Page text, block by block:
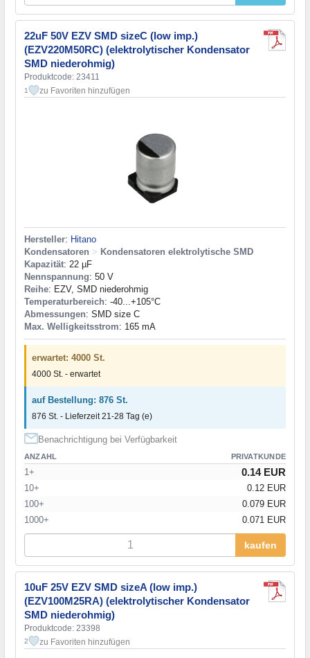
22uF 50V EZV SMD sizeC (low imp.)
(EZV220M50RC) (elektrolytischer Kondensator
SMD niederohmig)
Produktcode: 23411
1 zu Favoriten hinzufügen
Hersteller: Hitano
Kondensatoren > Kondensatoren elektrolytische SMD
Kapazität: 22 µF
Nennspannung: 50 V
Reihe: EZV, SMD niederohmig
Temperaturbereich: -40...+105°C
Abmessungen: SMD size C
Max. Welligkeitsstrom: 165 mA
erwartet: 4000 St.
4000 St. - erwartet
auf Bestellung: 876 St.
876 St. - Lieferzeit 21-28 Tag (e)
Benachrichtigung bei Verfügbarkeit
ANZAHL PRIVATKUNDE
1+ 0.14 EUR
10+
0.12 EUR
100+
0.079 EUR
1000+
0.071 EUR
kaufen
10uF 25V EZV SMD sizeA (low imp.)
(EZV100M25RA) (elektrolytischer Kondensator
SMD niederohmig)
Produktcode: 23398
2 zu Favoriten hinzufügen